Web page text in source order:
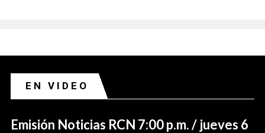
EN VIDEO
Emisión Noticias RCN 7:00 p.m. / jueves 6